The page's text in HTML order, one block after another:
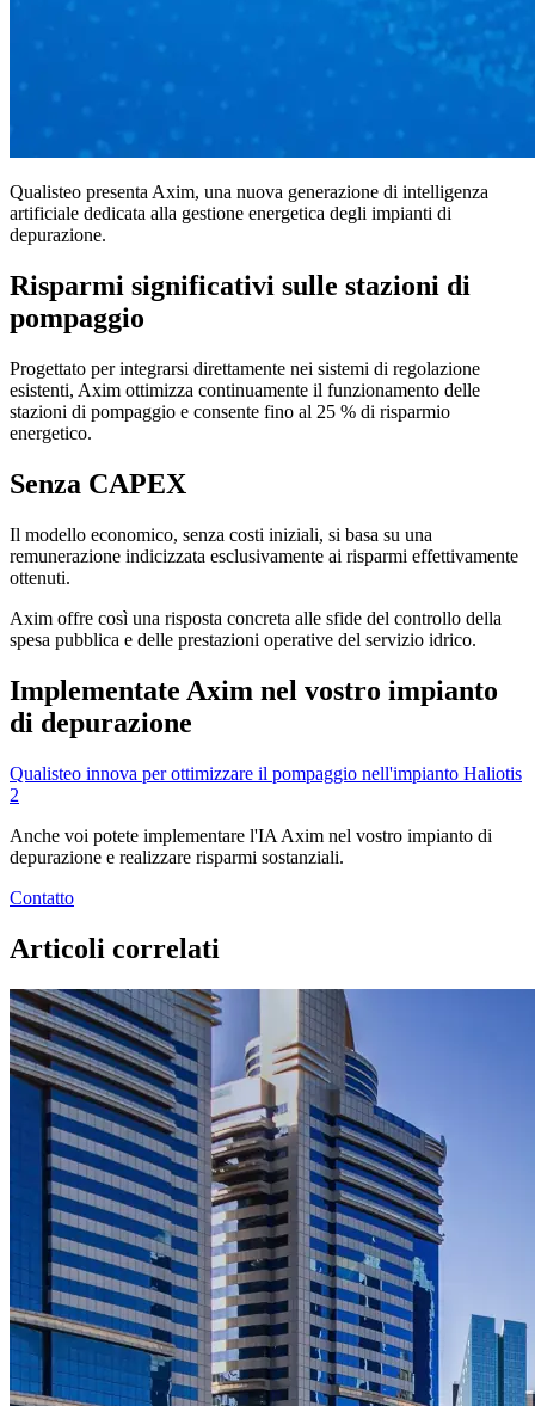
Qualisteo presenta Axim, una nuova generazione di intelligenza
artificiale dedicata alla gestione energetica degli impianti di
depurazione.
Risparmi significativi sulle stazioni di
pompaggio
Progettato per integrarsi direttamente nei sistemi di regolazione
esistenti, Axim ottimizza continuamente il funzionamento delle
stazioni di pompaggio e consente fino al 25 % di risparmio
energetico.
Senza CAPEX
Il modello economico, senza costi iniziali, si basa su una
remunerazione indicizzata esclusivamente ai risparmi effettivamente
ottenuti.
Axim offre così una risposta concreta alle sfide del controllo della
spesa pubblica e delle prestazioni operative del servizio idrico.
Implementate Axim nel vostro impianto
di depurazione
Qualisteo innova per ottimizzare il pompaggio nell'impianto Haliotis
2
Anche voi potete implementare l'IA Axim nel vostro impianto di
depurazione e realizzare risparmi sostanziali.
Contatto
Articoli correlati